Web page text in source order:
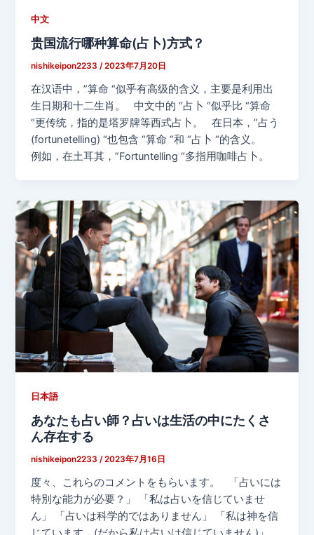
中文
贵国流行哪种算命(占卜)方式？
nishikeipon2233/2023年7月20日
在汉语中，”算命 “似乎有高级的含义，主要是利用出
生日期和十二生肖。 中文中的 “占卜 “似乎比 “算命
“更传统，指的是塔罗牌等西式占卜。 在日本，”占う
(fortunetelling) “也包含 “算命 “和 “占卜 “的含义。
例如，在土耳其，”Fortuntelling “多指用咖啡占卜。
日本語
あなたも占い師？占いは生活の中にたくさ
ん存在する
nishikeipon2233/2023年7月16日
度々、これらのコメントをもらいます。 「占いには
特別な能力が必要？」 「私は占いを信じていませ
ん」 「占いは科学的ではありません」 「私は神を信